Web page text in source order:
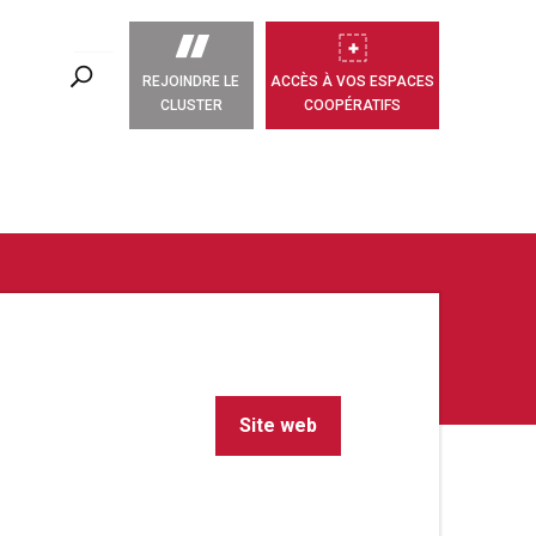
REJOINDRE LE
CLUSTER
ACCÈS À VOS ESPACES
COOPÉRATIFS
Site web